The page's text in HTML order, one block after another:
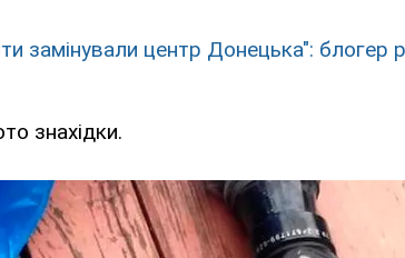
замінували центр Донецька": блогер
знахідки.